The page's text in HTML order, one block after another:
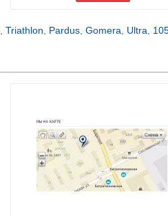
Triathlon Pardus Gomera Ultra